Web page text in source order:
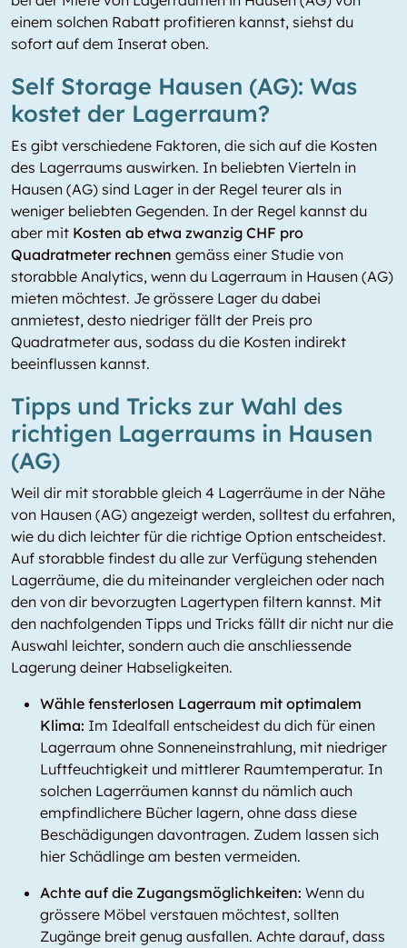
einem solchen Rabatt profitieren kannst, siehst du
sofort auf dem Inserat oben.
Self Storage Hausen (AG): Was
kostet der Lagerraum?
Es gibt verschiedene Faktoren, die sich auf die Kosten
des Lagerraums auswirken. In beliebten Vierteln in
Hausen (AG) sind Lager in der Regel teurer als in
weniger beliebten Gegenden. In der Regel kannst du
aber mit Kosten ab etwa zwanzig CHF pro
Quadratmeter rechnen gemäss einer Studie von
storabble Analytics, wenn du Lagerraum in Hausen (AG)
mieten möchtest. Je grössere Lager du dabei
anmietest, desto niedriger fällt der Preis pro
Quadratmeter aus, sodass du die Kosten indirekt
beeinflussen kannst.
Tipps und Tricks zur Wahl des
richtigen Lagerraums in Hausen
(AG)
Weil dir mit storabble gleich 4 Lagerräume in der Nähe
von Hausen (AG) angezeigt werden, solltest du erfahren,
wie du dich leichter für die richtige Option entscheidest.
Auf storabble findest du alle zur Verfügung stehenden
Lagerräume, die du miteinander vergleichen oder nach
den von dir bevorzugten Lagertypen filtern kannst. Mit
den nachfolgenden Tipps und Tricks fällt dir nicht nur die
Auswahl leichter, sondern auch die anschliessende
Lagerung deiner Habseligkeiten.
Wähle fensterlosen Lagerraum mit optimalem
Klima: Im Idealfall entscheidest du dich für einen
Lagerraum ohne Sonneneinstrahlung, mit niedriger
Luftfeuchtigkeit und mittlerer Raumtemperatur. In
solchen Lagerräumen kannst du nämlich auch
empfindlichere Bücher lagern, ohne dass diese
Beschädigungen davontragen. Zudem lassen sich
hier Schädlinge am besten vermeiden.
Achte auf die Zugangsmöglichkeiten: Wenn du
grössere Möbel verstauen möchtest, sollten
Zugänge breit genug ausfallen. Achte darauf, dass